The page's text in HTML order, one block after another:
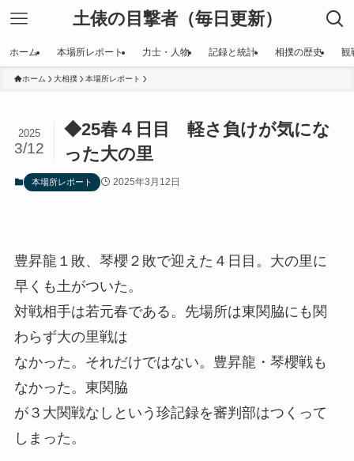
土俵の目撃者（毎日更新）
ホーム 本場所レポート 力士・人物 記録と統計 相撲の歴史 観
ホーム 大相撲 本場所レポート
◆25春４日目 軽さ負けが気にな
った大の里
2025
3/12
本場所レポート 2025年3月12日
豊昇龍１敗、琴櫻２敗で迎えた４日目。大の里に
早くも土がついた。
対戦相手は若元春である。先場所は東関脇にも関
わらず大の里戦は
なかった。それだけではない。豊昇龍・琴櫻戦も
なかった。東関脇
が３大関戦なしという珍記録を審判部はつくって
しまった。